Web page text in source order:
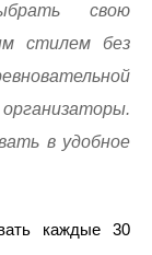
свою
стилем без
в удобное
каждые 30